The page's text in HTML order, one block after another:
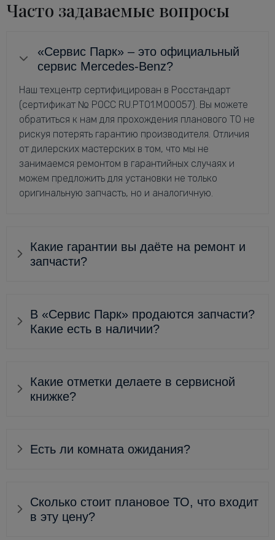
Часто задаваемые вопросы
«Сервис Парк» – это официальный
сервис Mercedes-Benz?
Наш техцентр сертифицирован в Росстандарт
(сертификат № РОСС RU.РТ01.М00057). Вы можете
обратиться к нам для прохождения планового ТО не
рискуя потерять гарантию производителя. Отличия
от дилерских мастерских в том, что мы не
занимаемся ремонтом в гарантийных случаях и
можем предложить для установки не только
оригинальную запчасть, но и аналогичную.
Какие гарантии вы даёте на ремонт и
запчасти?
В «Сервис Парк» продаются запчасти?
Какие есть в наличии?
Какие отметки делаете в сервисной
книжке?
Есть ли комната ожидания?
Сколько стоит плановое ТО, что входит
в эту цену?